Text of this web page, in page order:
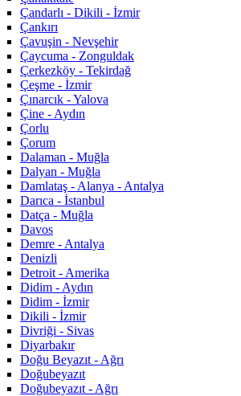
Çandarlı - Dikili - İzmir
Çankırı
Çavuşin - Nevşehir
Çaycuma - Zonguldak
Çerkezköy - Tekirdağ
Çeşme - İzmir
Çınarcık - Yalova
Çine - Aydın
Çorlu
Çorum
Dalaman - Muğla
Dalyan - Muğla
Damlataş - Alanya - Antalya
Darıca - İstanbul
Datça - Muğla
Davos
Demre - Antalya
Denizli
Detroit - Amerika
Didim - Aydın
Didim - İzmir
Dikili - İzmir
Divriği - Sivas
Diyarbakır
Doğu Beyazıt - Ağrı
Doğubeyazıt
Doğubeyazıt - Ağrı